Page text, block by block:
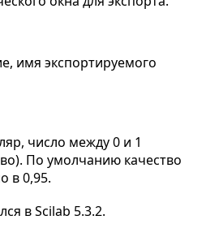
имя экспортируемого
число между 0 и 1
По умолчанию качество
в 0,95.
в Scilab 5.3.2.